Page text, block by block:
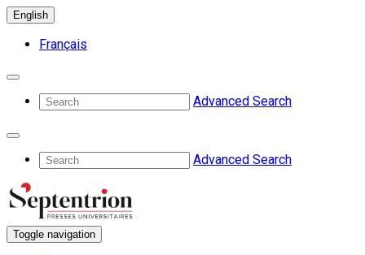
English
Français
Advanced Search
Advanced Search
Toggle navigation